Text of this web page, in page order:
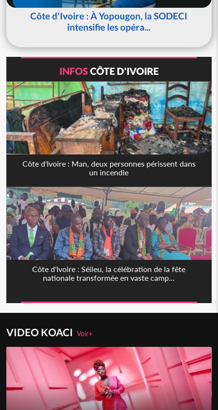
Côte d'Ivoire : À Yopougon, la SODECI
intensifie les opéra...
INFOSCÔTE D'IVOIRE
Côte d'Ivoire : Man, deux personnes périssent dans
un incendie
Côte d'Ivoire : Séileu, la célébration de la fête
nationale transformée en vaste camp...
VIDEO KOACIVoir+